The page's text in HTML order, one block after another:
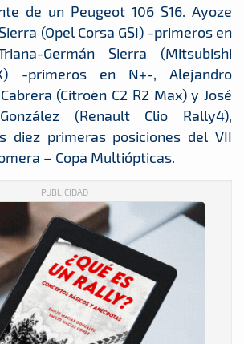
de un Peugeot 106 S16. Ayoze
(Opel Corsa GSI) -primeros en
Germán Sierra (Mitsubishi
-primeros en N+-, Alejandro
(Citroën C2 R2 Max) y José
(Renault Clio Rally4),
diez primeras posiciones del VII
– Copa Multiópticas.
PUBLICIDAD